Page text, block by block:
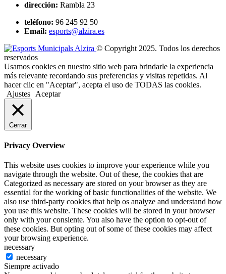
dirección: Rambla 23
teléfono: 96 245 92 50
Email: esports@alzira.es
© Copyright 2025. Todos los derechos
reservados
Usamos cookies en nuestro sitio web para brindarle la experiencia
más relevante recordando sus preferencias y visitas repetidas. Al
hacer clic en "Aceptar", acepta el uso de TODAS las cookies.
Ajustes
Aceptar
Cerrar
Privacy Overview
This website uses cookies to improve your experience while you
navigate through the website. Out of these, the cookies that are
Categorized as necessary are stored on your browser as they are
essential for the working of basic functionalities of the website. We
also use third-party cookies that help os analyze and understand how
you use this website. These cookies will be stored in your browser
only with your consiente. You also have the option to opt-out of
these cookies. But opting out of some of these cookies may affect
your browsing experience.
necessary
necessary
Siempre activado